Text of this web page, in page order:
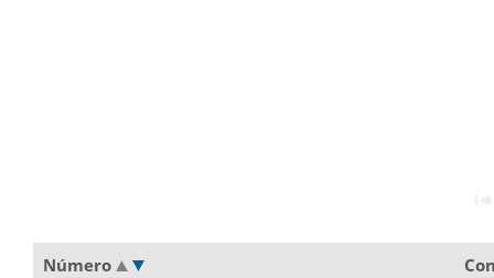
Número